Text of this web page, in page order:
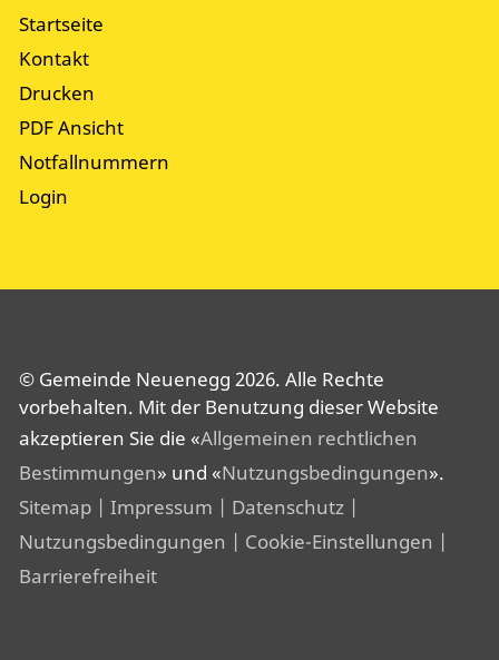
Startseite
Kontakt
Drucken
PDF Ansicht
Notfallnummern
Login
© Gemeinde Neuenegg 2026. Alle Rechte
vorbehalten. Mit der Benutzung dieser Website
akzeptieren Sie die «Allgemeinen rechtlichen
Bestimmungen» und «Nutzungsbedingungen».
Sitemap | Impressum | Datenschutz |
Nutzungsbedingungen | Cookie-Einstellungen |
Barrierefreiheit